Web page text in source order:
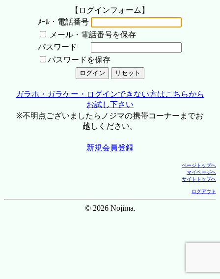
【ログインフォーム】
ﾒｰﾙ・電話番号
メール・電話番号を保存
パスワード
パスワードを保存
ガラホ・ガラケー・ログインできない方はこちらから
お試し下さい
※不明点ございましたらノジマの携帯コーナーまでお
越しください。
新規会員登録
ページトップへ
マイページへ
サイトトップへ
ログアウト
© 2026 Nojima.